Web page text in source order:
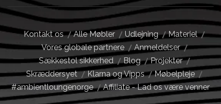
Kontakt os Alle Møbler Udlejning
Materiel
Vores globale partnere
Anmeldelser
Sækkestol sikkerhed
Blog
Projekter
Skræddersyet
Klarna og Vipps
Møbelpleje
#ambientloungenorge
Affiliate - Lad os være venner